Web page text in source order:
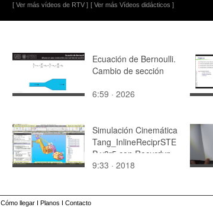
[ Ver más vídeos de RTV ] [ Ver más Vídeos didácticos ]
Ecuación de Bernoulli.
Cambio de sección
6:59 · 2026
Simulación Cinemática
Tang_InlineReciprSTE
P-v8r5 con Recurdyn -
Mov3d - 2 de 3
9:33 · 2018
Cómo llegar I Planos I Contacto